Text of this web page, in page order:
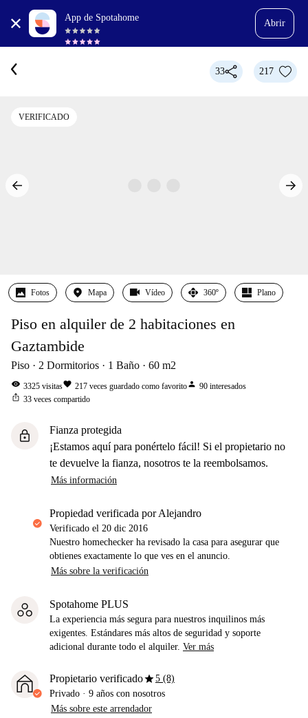
App de Spotahome
Abrir
33 217
VERIFICADO
Fotos Mapa Vídeo 360º Plano
Piso en alquiler de 2 habitaciones en
Gaztambide
Piso 2 Dormitorios 1 Baño 60 m2
visibility 3325 visitasfavorite 217 veces guardado como favoritoperson 90 interesados
ios_share 33 veces compartido
lock
Fianza protegida
¡Estamos aquí para ponértelo fácil! Si el propietario no
te devuelve la fianza, nosotros te la reembolsamos.
Más información
propiedad verificada por Alejandro
Verificado el 20 dic 2016
Nuestro homechecker ha revisado la casa para asegurar que
obtienes exactamente lo que ves en el anuncio.
Más sobre la verificación
Spotahome PLUS
La experiencia más segura para nuestros inquilinos más
exigentes. Estándares más altos de seguridad y soporte
adicional durante todo el alquiler. Ver más
Propietario verificadostar5 (8)
Privado · 9 años con nosotros
Más sobre este arrendador